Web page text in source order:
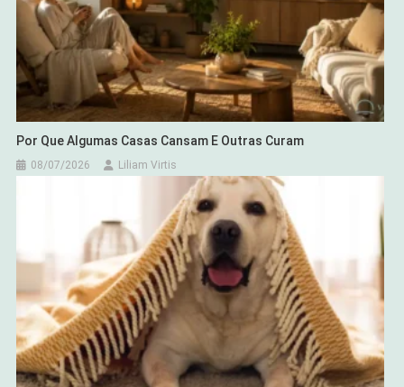
Por Que Algumas Casas Cansam E Outras Curam
08/07/2026 Liliam Virtis